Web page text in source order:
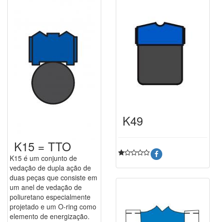
K15 = TTO
K15 é um conjunto de
vedação de dupla ação de
duas peças que consiste em
um anel de vedação de
poliuretano especialmente
projetado e um O-ring como
elemento de energização.
K49